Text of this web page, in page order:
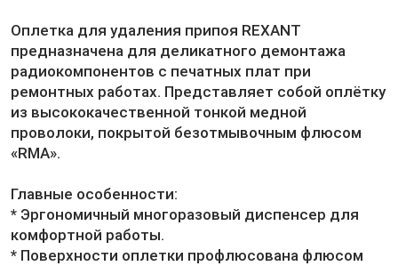
Оплетка для удаления припоя REXANT
предназначена для деликатного демонтажа
радиокомпонентов с печатных плат при
ремонтных работах. Представляет собой оплётку
из высококачественной тонкой медной
проволоки, покрытой безотмывочным флюсом
«RMA».
Главные особенности:
* Эргономичный многоразовый диспенсер для
комфортной работы.
* Поверхности оплетки профлюсована флюсом